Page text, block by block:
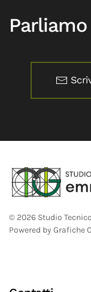
© 2026 Studio
Powered by Grafiche